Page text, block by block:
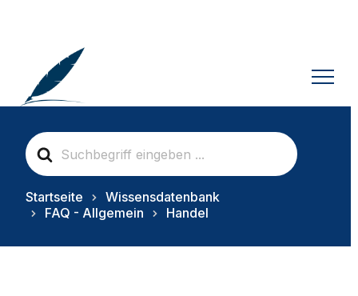
S
e
a
c
o
Startseite
Wissensdatenbank
FAQ - Allgemein
Handel